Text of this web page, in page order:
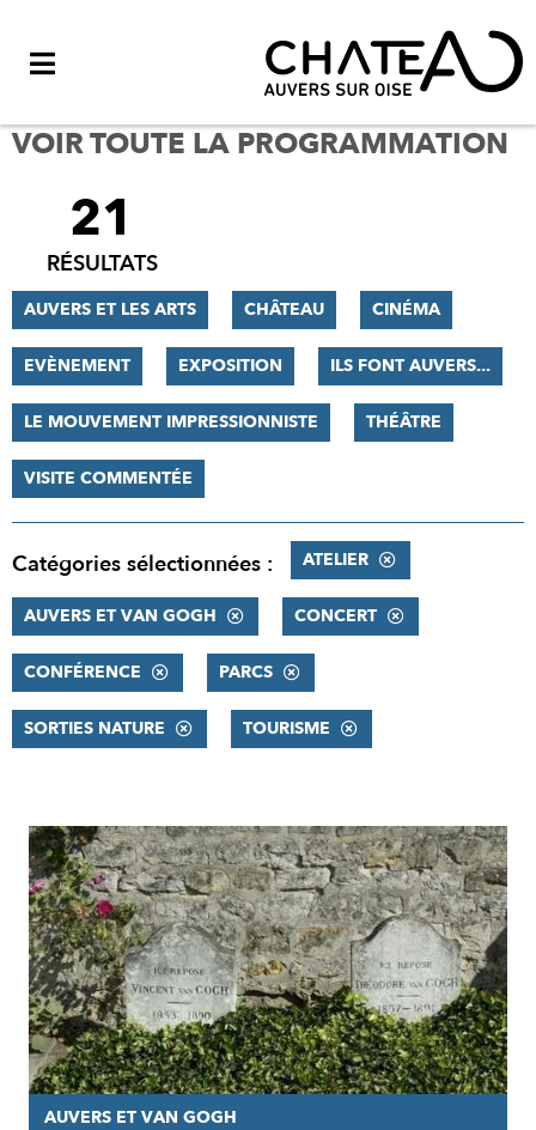
VOIR TOUTE LA PROGRAMMATION
FILTRER
RÉSULTATS
21
RÉSULTATS
AUVERS ET LES ARTS CHÂTEAU CINÉMA
EVÈNEMENT EXPOSITION ILS FONT AUVERS...
LE MOUVEMENT IMPRESSIONNISTE THÉÂTRE
VISITE COMMENTÉE
Catégories sélectionnées : ATELIER
AUVERS ET VAN GOGH CONCERT
CONFÉRENCE PARCS
SORTIES NATURE TOURISME
RÉSULTATS
AUVERS ET VAN GOGH